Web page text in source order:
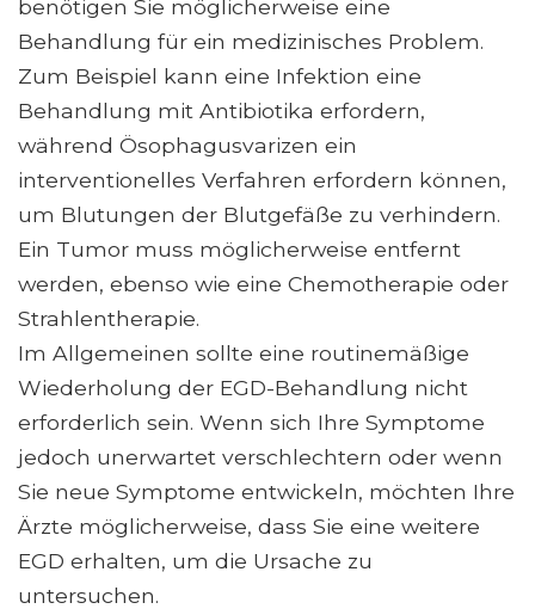
benötigen Sie möglicherweise eine
Behandlung für ein medizinisches Problem.
Zum Beispiel kann eine Infektion eine
Behandlung mit Antibiotika erfordern,
während Ösophagusvarizen ein
interventionelles Verfahren erfordern können,
um Blutungen der Blutgefäße zu verhindern.
Ein Tumor muss möglicherweise entfernt
werden, ebenso wie eine Chemotherapie oder
Strahlentherapie.
Im Allgemeinen sollte eine routinemäßige
Wiederholung der EGD-Behandlung nicht
erforderlich sein. Wenn sich Ihre Symptome
jedoch unerwartet verschlechtern oder wenn
Sie neue Symptome entwickeln, möchten Ihre
Ärzte möglicherweise, dass Sie eine weitere
EGD erhalten, um die Ursache zu
untersuchen.